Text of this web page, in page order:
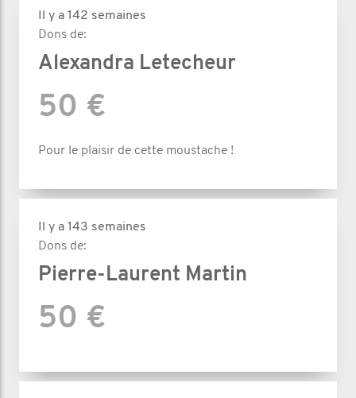
Il y a 142 semaines
Dons de:
Alexandra Letecheur
50 €
Pour le plaisir de cette moustache !
Il y a 143 semaines
Dons de:
Pierre-Laurent Martin
50 €